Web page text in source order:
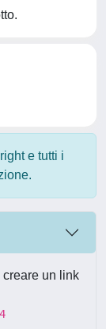
e tutti i
un link